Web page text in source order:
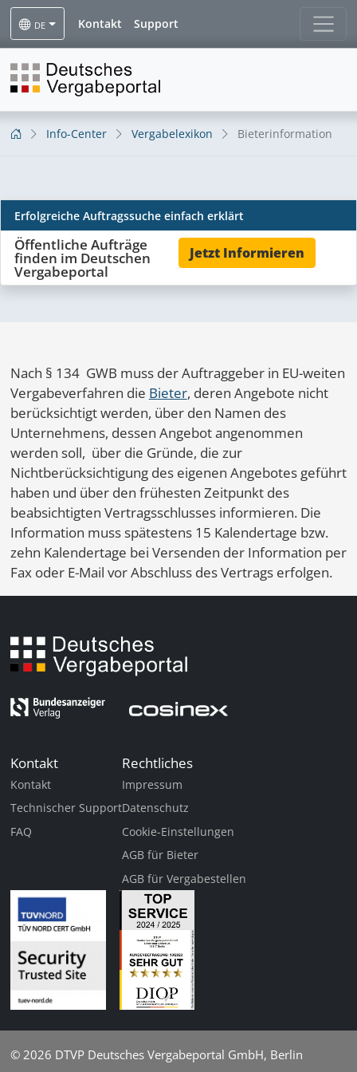
DE Kontakt Support
Info-Center Vergabelexikon Bieterinformation
Bieterinformation
Erfolgreiche Auftragssuche einfach erklärt
Öffentliche Aufträge
finden im Deutschen
Vergabeportal
Jetzt Informieren
Nach § 134 GWB muss der Auftraggeber in EU-weiten
Vergabeverfahren die Bieter, deren Angebote nicht
berücksichtigt werden, über den Namen des
Unternehmens, dessen Angebot angenommen
werden soll, über die Gründe, die zur
Nichtberücksichtigung des eigenen Angebotes geführt
haben und über den frühesten Zeitpunkt des
beabsichtigten Vertragsschlusses informieren. Die
Information muss spätestens 15 Kalendertage bzw.
zehn Kalendertage bei Versenden der Information per
Fax oder E-Mail vor Abschluss des Vertrags erfolgen.
Kontakt
Kontakt
Technischer Support
FAQ
Rechtliches
Impressum
Datenschutz
Cookie-Einstellungen
AGB für Bieter
AGB für Vergabestellen
© 2026 DTVP Deutsches Vergabeportal GmbH, Berlin